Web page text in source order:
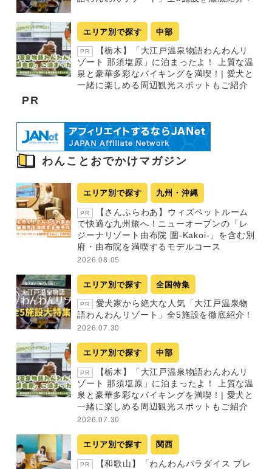
エリア別で探す 中部
PR
【栃木】「大江戸温泉物語わんわんリ
ゾート 那須塩原」に泊まったよ！ 上質な温
泉と豪華多彩なバイキングを満喫！| 愛犬と
一緒に楽しめる周辺観光スポットもご紹介
PR
わんことおでかけマガジン
エリア別で探す 九州・沖縄
PR
【さんふらわあ】ウィズペットルーム
で快適な九州旅へ！ニューオープンの「レ
ジーナリゾート由布院 圍-Kakoi-」を含む別
府・由布院を満喫するモデルコース
2026.08.05
エリア別で探す 全国特集
PR
愛犬家から絶大な人気「大江戸温泉物
語わんわんリゾート」全5施設を徹底紹介！
2026.07.30
エリア別で探す 中部
PR
【栃木】「大江戸温泉物語わんわんリ
ゾート 那須塩原」に泊まったよ！ 上質な温
泉と豪華多彩なバイキングを満喫！| 愛犬と
一緒に楽しめる周辺観光スポットもご紹介
2026.07.30
エリア別で探す 関西
PR
【和歌山】「わんわんパラダイス プレ